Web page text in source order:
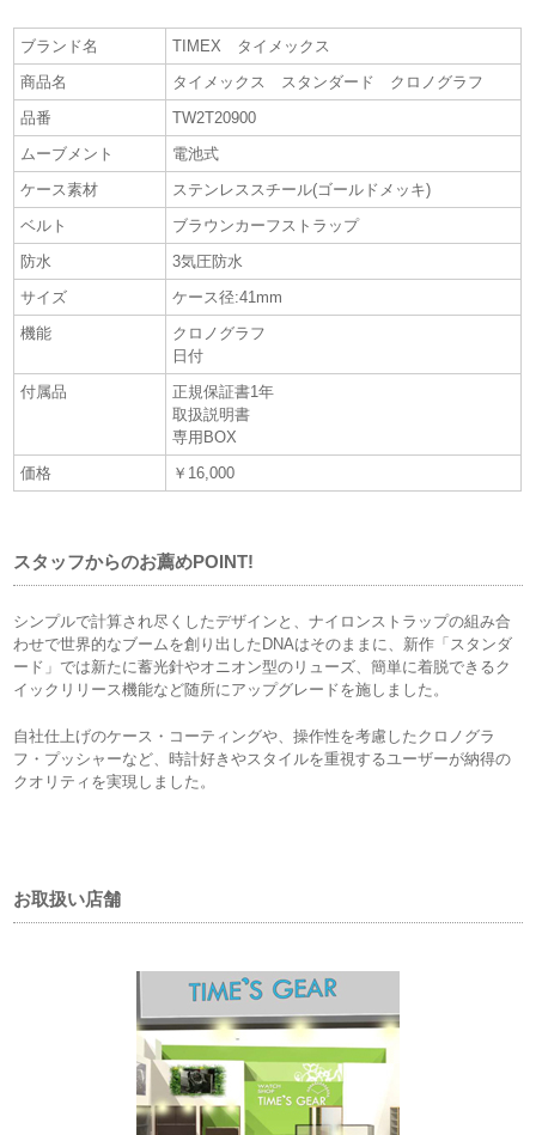
ブランド名
TIMEX タイメックス
商品名
タイメックス スタンダード クロノグラフ
品番
TW2T20900
ムーブメント
電池式
ケース素材
ステンレススチール(ゴールドメッキ)
ベルト
ブラウンカーフストラップ
防水
3気圧防水
サイズ
ケース径:41mm
機能
クロノグラフ
日付
付属品
正規保証書1年
取扱説明書
専用BOX
価格
￥16,000
スタッフからのお薦めPOINT!
シンプルで計算され尽くしたデザインと、ナイロンストラップの組み合
わせで世界的なブームを創り出したDNAはそのままに、新作「スタンダ
ード」では新たに蓄光針やオニオン型のリューズ、簡単に着脱できるク
イックリリース機能など随所にアップグレードを施しました。
自社仕上げのケース・コーティングや、操作性を考慮したクロノグラ
フ・プッシャーなど、時計好きやスタイルを重視するユーザーが納得の
クオリティを実現しました。
お取扱い店舗